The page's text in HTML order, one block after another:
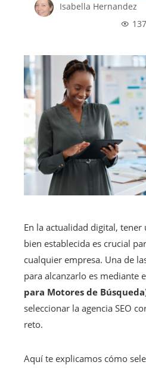
Isabella Hernandez
137
En la actualidad digital, tener
bien establecida es crucial
cualquier empresa. Una de
para alcanzarlo es mediante
para Motores de Búsqueda
seleccionar la agencia SEO
reto.
Aquí te explicamos cómo